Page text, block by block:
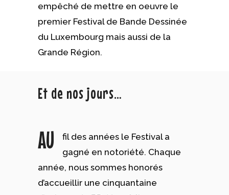
empêché de mettre en oeuvre le
premier Festival de Bande Dessinée
du Luxembourg mais aussi de la
Grande Région.
Et de nos jours…
AU
fil des années le Festival a
gagné en notoriété. Chaque
année, nous sommes honorés
d’accueillir une cinquantaine